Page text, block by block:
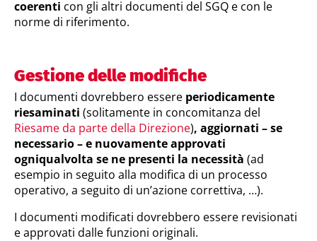
coerenti con gli altri documenti del SGQ e con le
norme di riferimento.
Gestione delle modifiche
I documenti dovrebbero essere periodicamente
riesaminati (solitamente in concomitanza del
Riesame da parte della Direzione), aggiornati – se
necessario – e nuovamente approvati
ogniqualvolta se ne presenti la necessità (ad
esempio in seguito alla modifica di un processo
operativo, a seguito di un’azione correttiva, …).
I documenti modificati dovrebbero essere revisionati
e approvati dalle funzioni originali.